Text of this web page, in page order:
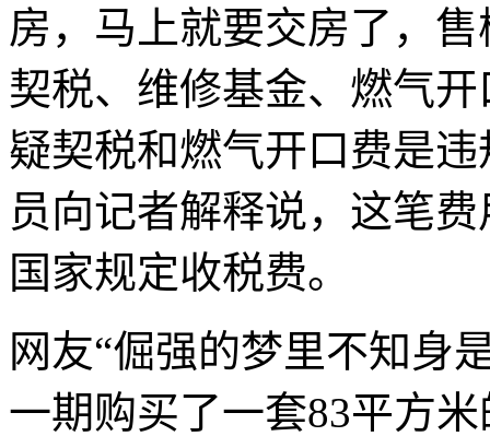
房，马上就要交房了，
契税、维修基金、燃气
疑契税和燃气开口费是
员向记者解释说，这笔
国家规定收税费。
网友“倔强的梦里不知身
一期购买了一套83平方